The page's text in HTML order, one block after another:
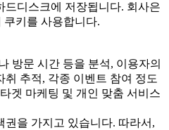
드디스크에 저장됩니다. 회사은
쿠키를 사용합니다.
방문 시간 등을 분석, 이용자의
추적, 각종 이벤트 참여 정도
겟 마케팅 및 개인 맞춤 서비스
권을 가지고 있습니다. 따라서,